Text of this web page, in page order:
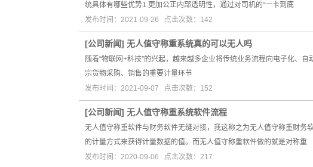
统具体有哪些优势1.更加公正内部透明性，通过对司机的“一卡到底
发布时间：2021-09-26 点击次数：142
[公司新闻] 无人值守称重系统真的可以无人吗
随着“物联网+科技”的兴起，越来越多企业将传统业务流程向电子化、
宗货物采购、销售的重要计量环节
发布时间：2021-09-07 点击次数：152
[公司新闻] 无人值守称重系统软件流程
无人值守称重软件与财务软件无缝对接，我这称之为无人值守称重财
的计量方式来获得计量数据的值。而无人值守称重软件做的就是对称重
发布时间：2020-09-06 点击次数：217